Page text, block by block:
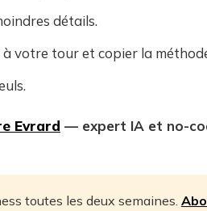
détails.
votre tour et copier la
Evrard — expert IA et no-
toutes les deux semaines.